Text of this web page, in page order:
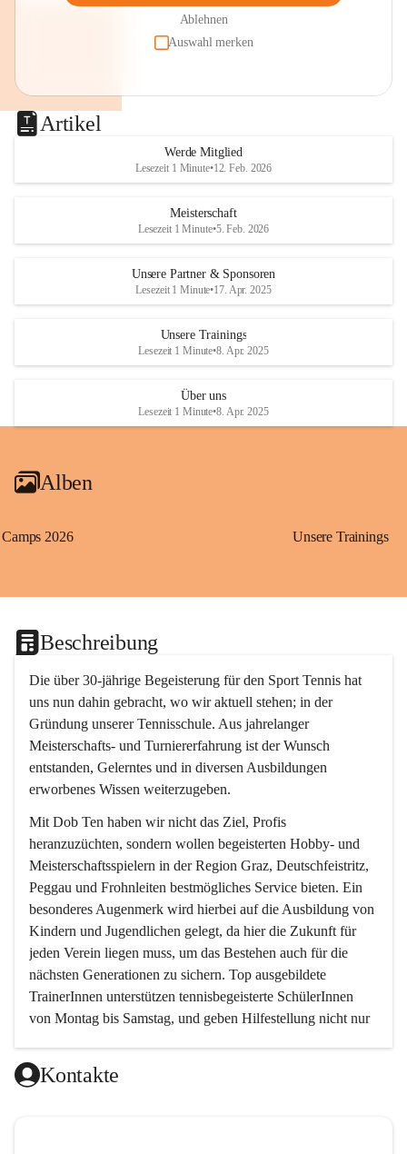
Ablehnen
Auswahl merken
Artikel
Werde Mitglied
Lesezeit 1 Minute•12. Feb. 2026
Meisterschaft
Lesezeit 1 Minute•5. Feb. 2026
Unsere Partner & Sponsoren
Lesezeit 1 Minute•17. Apr. 2025
Unsere Trainings
Lesezeit 1 Minute•8. Apr. 2025
Über uns
Lesezeit 1 Minute•8. Apr. 2025
Alben
Camps 2026 Unsere Trainings
Beschreibung
Die über 30-jährige Begeisterung für den Sport Tennis hat
uns nun dahin gebracht, wo wir aktuell stehen; in der
Gründung unserer Tennisschule. Aus jahrelanger
Meisterschafts- und Turniererfahrung ist der Wunsch
entstanden, Gelerntes und in diversen Ausbildungen
erworbenes Wissen weiterzugeben.
Mit Dob Ten haben wir nicht das Ziel, Profis
heranzuzüchten, sondern wollen begeisterten Hobby- und
Meisterschaftsspielern in der Region Graz, Deutschfeistritz,
Peggau und Frohnleiten bestmögliches Service bieten. Ein
besonderes Augenmerk wird hierbei auf die Ausbildung von
Kindern und Jugendlichen gelegt, da hier die Zukunft für
jeden Verein liegen muss, um das Bestehen auch für die
nächsten Generationen zu sichern. Top ausgebildete
TrainerInnen unterstützen tennisbegeisterte SchülerInnen
von Montag bis Samstag, und geben Hilfestellung nicht nur
Da das taktische Element im Tennis von sehr vielen
Kontakte